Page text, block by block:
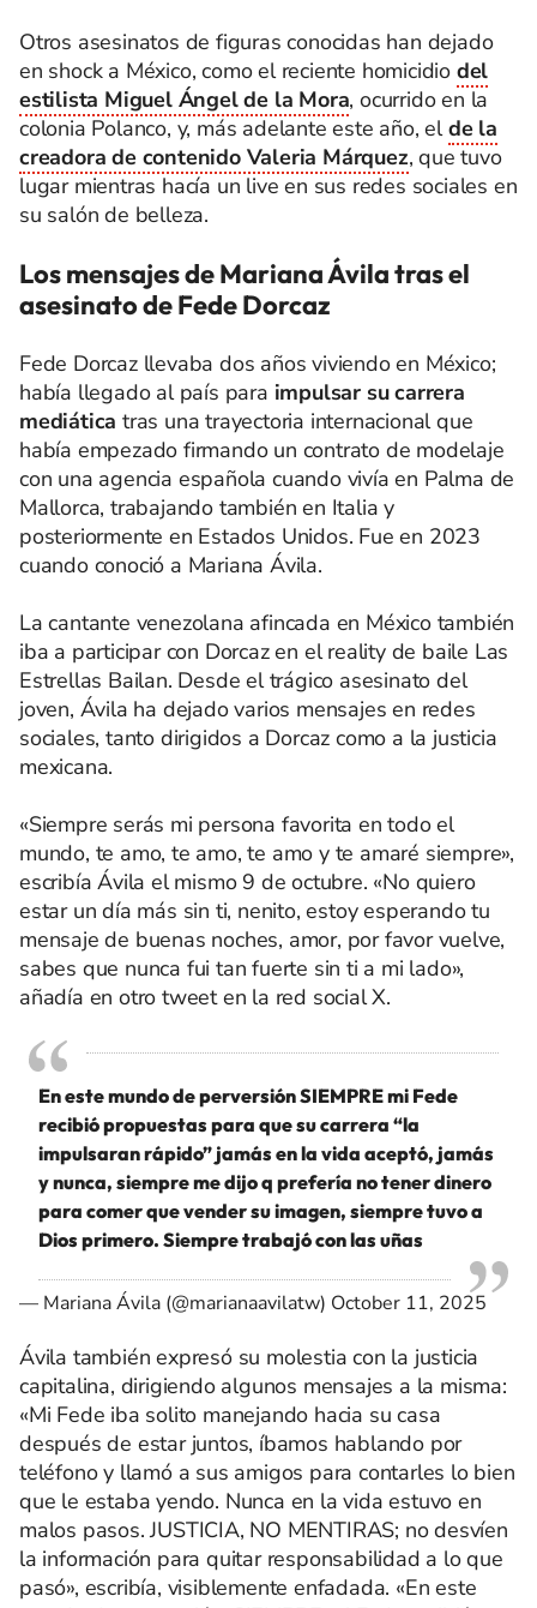
Otros asesinatos de figuras conocidas han dejado
en shock a México, como el reciente homicidio del
estilista Miguel Ángel de la Mora, ocurrido en la
colonia Polanco, y, más adelante este año, elde la
creadora de contenido Valeria Márquez, que tuvo
lugar mientras hacía un live en sus redes sociales en
su salón de belleza.
Los mensajes de Mariana Ávila tras el
asesinato de Fede Dorcaz
Fede Dorcaz llevaba dos años viviendo en México;
había llegado al país para impulsar su carrera
mediática tras una trayectoria internacional que
había empezado firmando un contrato de modelaje
con una agencia española cuando vivía en Palma de
Mallorca, trabajando también en Italia y
posteriormente en Estados Unidos. Fue en 2023
cuando conoció a Mariana Ávila.
La cantante venezolana afincada en México también
iba a participar con Dorcaz en el reality de baile Las
Estrellas Bailan. Desde el trágico asesinato del
joven, Ávila ha dejado varios mensajes en redes
sociales, tanto dirigidos a Dorcaz como a la justicia
mexicana.
«Siempre serás mi persona favorita en todo el
mundo, te amo, te amo, te amo y te amaré siempre»,
escribía Ávila el mismo 9 de octubre. «No quiero
estar un día más sin ti, nenito, estoy esperando tu
mensaje de buenas noches, amor, por favor vuelve,
sabes que nunca fui tan fuerte sin ti a mi lado»,
añadía en otro tweet en la red social X.
En este mundo de perversión SIEMPRE mi Fede
recibió propuestas para que su carrera “la
impulsaran rápido” jamás en la vida aceptó, jamás
y nunca, siempre me dijo q prefería no tener dinero
para comer que vender su imagen, siempre tuvo a
Dios primero. Siempre trabajó con las uñas
— Mariana Ávila (@marianaavilatw) October 11, 2025
Ávila también expresó su molestia con la justicia
capitalina, dirigiendo algunos mensajes a la misma:
«Mi Fede iba solito manejando hacia su casa
después de estar juntos, íbamos hablando por
teléfono y llamó a sus amigos para contarles lo bien
que le estaba yendo. Nunca en la vida estuvo en
malos pasos. JUSTICIA, NO MENTIRAS; no desvíen
la información para quitar responsabilidad a lo que
pasó», escribía, visiblemente enfadada. «En este